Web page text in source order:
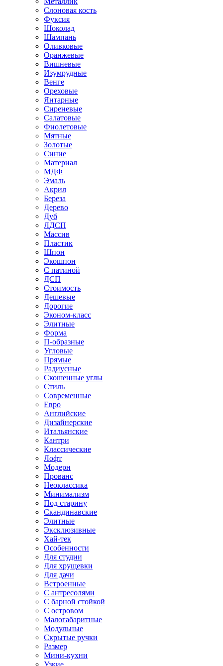
Слоновая кость
Фуксия
Шоколад
Шампань
Оливковые
Оранжевые
Вишневые
Изумрудные
Венге
Ореховые
Янтарные
Сиреневые
Салатовые
Фиолетовые
Мятные
Золотые
Синие
Материал
МДФ
Эмаль
Акрил
Береза
Дерево
Дуб
ЛДСП
Массив
Пластик
Шпон
Экошпон
С патиной
ДСП
Стоимость
Дешевые
Дорогие
Эконом-класс
Элитные
Форма
П-образные
Угловые
Прямые
Радиусные
Скошенные углы
Стиль
Современные
Евро
Английские
Дизайнерские
Итальянские
Кантри
Классические
Лофт
Модерн
Прованс
Неоклассика
Минимализм
Под старину
Скандинавские
Элитные
Эксклюзивные
Хай-тек
Особенности
Для студии
Для хрущевки
Для дачи
Встроенные
С антресолями
С барной стойкой
С островом
Малогабаритные
Модульные
Скрытые ручки
Размер
Мини-кухни
Узкие